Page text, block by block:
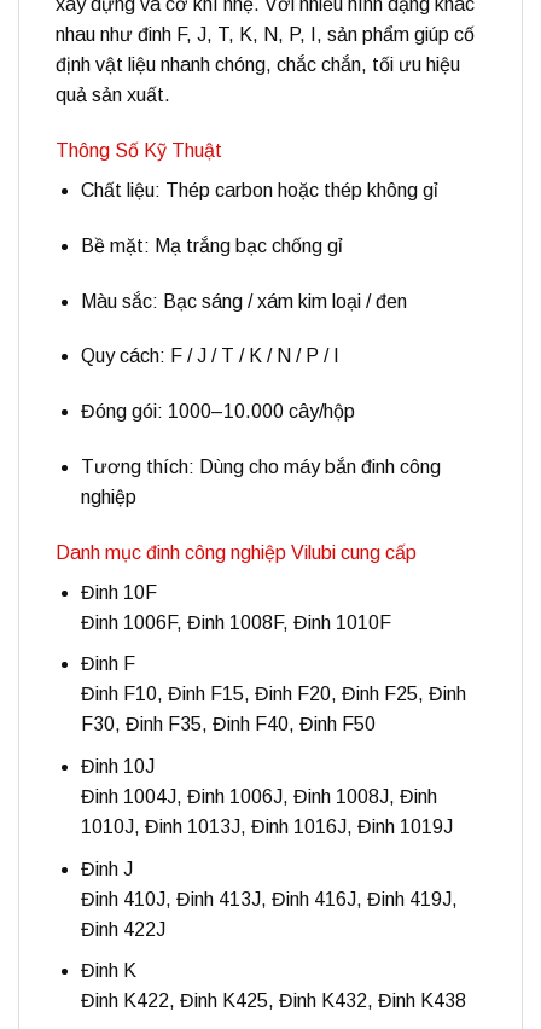
xây dựng và cơ khí nhẹ. Với nhiều hình dạng khác
nhau như đinh F, J, T, K, N, P, I , sản phẩm giúp cố
định vật liệu nhanh chóng, chắc chắn, tối ưu hiệu
quả sản xuất.
Thông Số Kỹ Thuật
Chất liệu: Thép carbon hoặc thép không gỉ
Bề mặt: Mạ trắng bạc chống gỉ
Màu sắc: Bạc sáng / xám kim loại / đen
Quy cách: F / J / T / K / N / P / I
Đóng gói: 1000–10.000 cây/hộp
Tương thích: Dùng cho máy bắn đinh công
nghiệp
Danh mục đinh công nghiệp Vilubi cung cấp
Đinh 10F
Đinh 1006F, Đinh 1008F, Đinh 1010F
Đinh F
Đinh F10, Đinh F15, Đinh F20, Đinh F25, Đinh
F30, Đinh F35, Đinh F40, Đinh F50
Đinh 10J
Đinh 1004J, Đinh 1006J, Đinh 1008J, Đinh
1010J, Đinh 1013J, Đinh 1016J, Đinh 1019J
Đinh J
Đinh 410J, Đinh 413J, Đinh 416J, Đinh 419J,
Đinh 422J
Đinh K
Đinh K422, Đinh K425, Đinh K432, Đinh K438